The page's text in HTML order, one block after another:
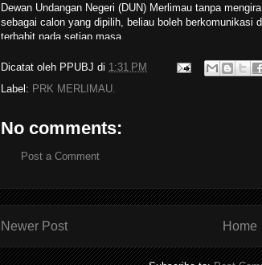
Dewan Undangan Negeri (DUN) Merlimau tanpa
sebagai calon yang dipilih, beliau boleh berkomunikasi
terbabit pada setiap masa.
pengundi di kawasan DUN Merlimau.
“Menerusi cara ini, saya akan mendapat idea baru
penuntut institusi pengajian tinggi kerana golongan itu
idea yang kreatif dan berinovasi.
menyuarakan komen dan pendapat mereka mengenai
melihat perkembangan aktiviti yang dianjurkan,” katanya.
Beliau berkata demikian selepas melancarkan laman
Dicatat oleh PPUBJ di 1:31 PM
Label: PRK MERLIMAU.
No comments:
Post a Comment
Newer Post Home